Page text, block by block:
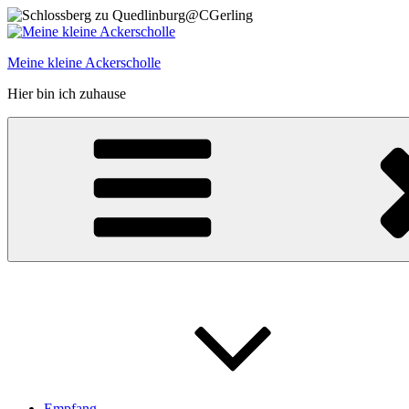
Zum
Inhalt
Meine kleine Ackerscholle
Hier bin ich zuhause